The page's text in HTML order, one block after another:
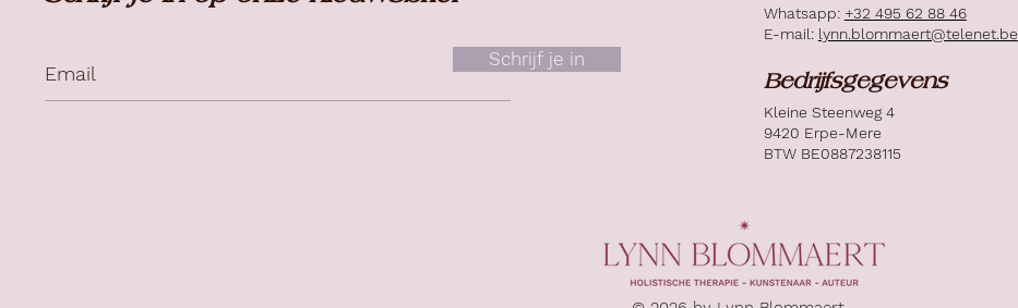
Schrijf je in
Whatsapp: +32 495 62 88 46
E-mail: lynn.blommaert@telenet.be
Kleine Steenweg 4
9420 Erpe-Mere
Bedrijfsgegevens
BTW BE0887238115